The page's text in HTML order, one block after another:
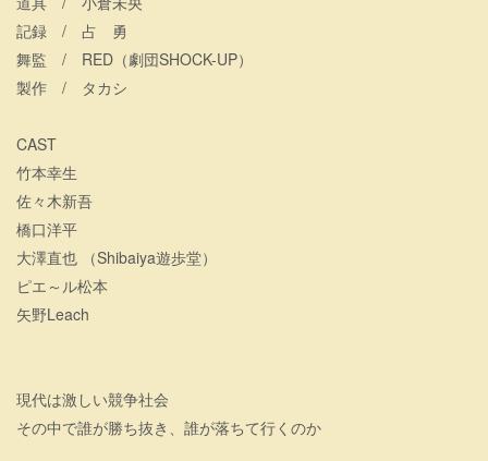
記録 / 占 勇
舞監 / RED（劇団SHOCK-UP）
製作 / タカシ
CAST
竹本幸生
佐々木新吾
橋口洋平
大澤直也 （Shibaiya遊歩堂）
ピエ～ル松本
矢野Leach
現代は激しい競争社会
その中で誰が勝ち抜き、誰が落ちて行くのか